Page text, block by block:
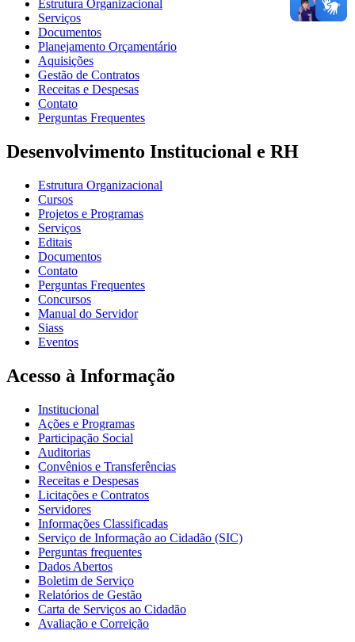
Estrutura Organizacional
Serviços
Documentos
Planejamento Orçamentário
Aquisições
Gestão de Contratos
Receitas e Despesas
Contato
Perguntas Frequentes
Desenvolvimento Institucional e RH
Estrutura Organizacional
Cursos
Projetos e Programas
Serviços
Editais
Documentos
Contato
Perguntas Frequentes
Concursos
Manual do Servidor
Siass
Eventos
Acesso à Informação
Institucional
Ações e Programas
Participação Social
Auditorias
Convênios e Transferências
Receitas e Despesas
Licitações e Contratos
Servidores
Informações Classificadas
Serviço de Informação ao Cidadão (SIC)
Perguntas frequentes
Dados Abertos
Boletim de Serviço
Relatórios de Gestão
Carta de Serviços ao Cidadão
Avaliação e Correição